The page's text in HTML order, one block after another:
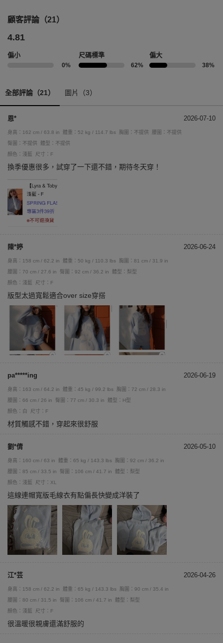
顧客評論（21）
4.81
偏小
0%
尺碼標準
62%
偏大
38%
全部評論（21） 圖片（3）
恩* 2026-07-10
身高：162 cm / 63.8 in 體重：52 kg / 114.7 lbs 胸圍：不提供
腰圍：不提供
臀圍：不提供
體型：不提供
顏色：淺藍
尺寸：F
換季優惠很多，試穿了一下還不錯，期待冬天穿！
陳*婷 2026-06-24
身高：158 cm / 62.2 in 體重：50 kg / 110.3 lbs
胸圍：81 cm / 31.9 in
腰圍：70 cm / 27.6 in
臀圍：92 cm / 36.2 in
體型：梨型
顏色：淺藍
尺寸：F
版型太過寬鬆適合over size穿搭
pa*****ing 2026-06-19
身高：163 cm / 64.2 in 體重：45 kg / 99.2 lbs
胸圍：72 cm / 28.3 in
腰圍：66 cm / 26 in
臀圍：77 cm / 30.3 in
體型：H型
顏色：白
尺寸：F
材質觸感不錯，穿起來很舒服
劉*倩 2026-05-10
身高：160 cm / 63 in 體重：65 kg / 143.3 lbs
胸圍：92 cm / 36.2 in
腰圍：85 cm / 33.5 in
臀圍：106 cm / 41.7 in
體型：梨型
顏色：淺藍
尺寸：XL
這線連帽寬版毛線衣有點偏長快變成洋裝了
江*芸 2026-04-26
身高：158 cm / 62.2 in 體重：65 kg / 143.3 lbs
胸圍：90 cm / 35.4 in
腰圍：80 cm / 31.5 in
臀圍：106 cm / 41.7 in
體型：梨型
顏色：淺藍
尺寸：F
很溫暖很親膚還滿舒服的